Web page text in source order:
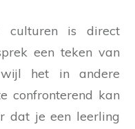
culturen is direct
een teken van
het in andere
confronterend kan
dat je een leerling